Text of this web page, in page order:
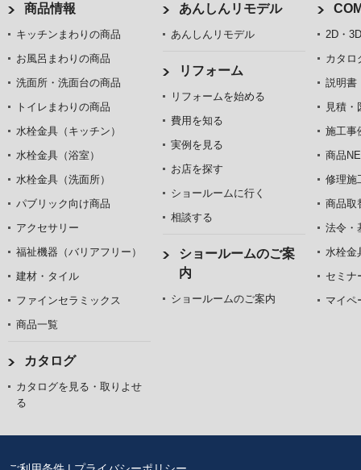
商品情報
キッチンまわりの商品
お風呂まわりの商品
洗面所・洗面台の商品
トイレまわりの商品
水栓金具（キッチン）
水栓金具（浴室）
水栓金具（洗面所）
パブリック向け商品
アクセサリー
福祉機器（バリアフリー）
建材・タイル
ファインセラミックス
商品一覧
カタログ
カタログを見る・取りよせ
る
あんしんリモデル
あんしんリモデル
リフォーム
リフォームを始める
費用を知る
実例を見る
お店を探す
ショールームに行く
相談する
ショールームのご案
内
ショールームのご案内
2D・
カタロ
説明書
見積・
施工事
商品
修理施
商品取
法令・
水栓金
セミナ
マイペ